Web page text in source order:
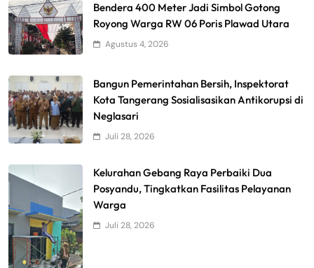
Bendera 400 Meter Jadi Simbol Gotong
Royong Warga RW 06 Poris Plawad Utara
Agustus 4, 2026
Bangun Pemerintahan Bersih, Inspektorat
Kota Tangerang Sosialisasikan Antikorupsi di
Neglasari
Juli 28, 2026
Kelurahan Gebang Raya Perbaiki Dua
Posyandu, Tingkatkan Fasilitas Pelayanan
Warga
Juli 28, 2026